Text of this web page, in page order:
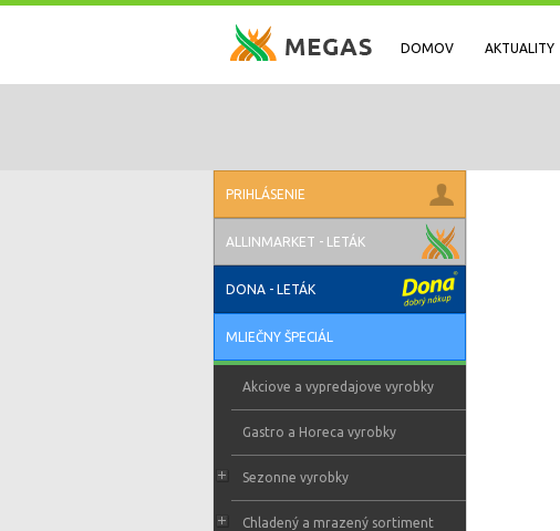
DOMOV AKTUALITY
PRIHLÁSENIE
ALLINMARKET - LETÁK
DONA - LETÁK
MLIEČNY ŠPECIÁL
Akciove a vypredajove vyrobky
Gastro a Horeca vyrobky
Sezonne vyrobky
Chladený a mrazený sortiment